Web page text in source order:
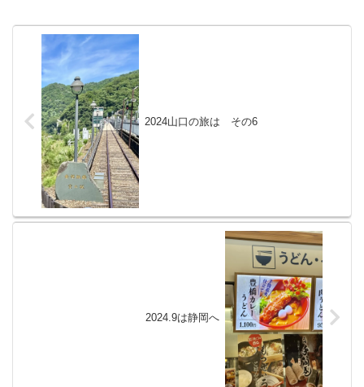
2024山口の旅は その6
2024.9は静岡へ